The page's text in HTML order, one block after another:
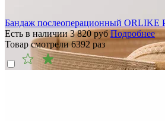
Бандаж послеоперационный ORLIKE
Есть в наличии 3 820руб Подробнее
Товар смотрели 6392 раз